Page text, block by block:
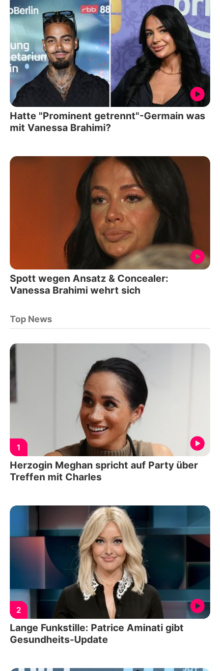
Hatte "Prominent getrennt"-Germain was
mit Vanessa Brahimi?
Spott wegen Ansatz & Concealer:
Vanessa Brahimi wehrt sich
Top News
1
Herzogin Meghan spricht auf Party über
Treffen mit Charles
2
Lange Funkstille: Patrice Aminati gibt
Gesundheits-Update